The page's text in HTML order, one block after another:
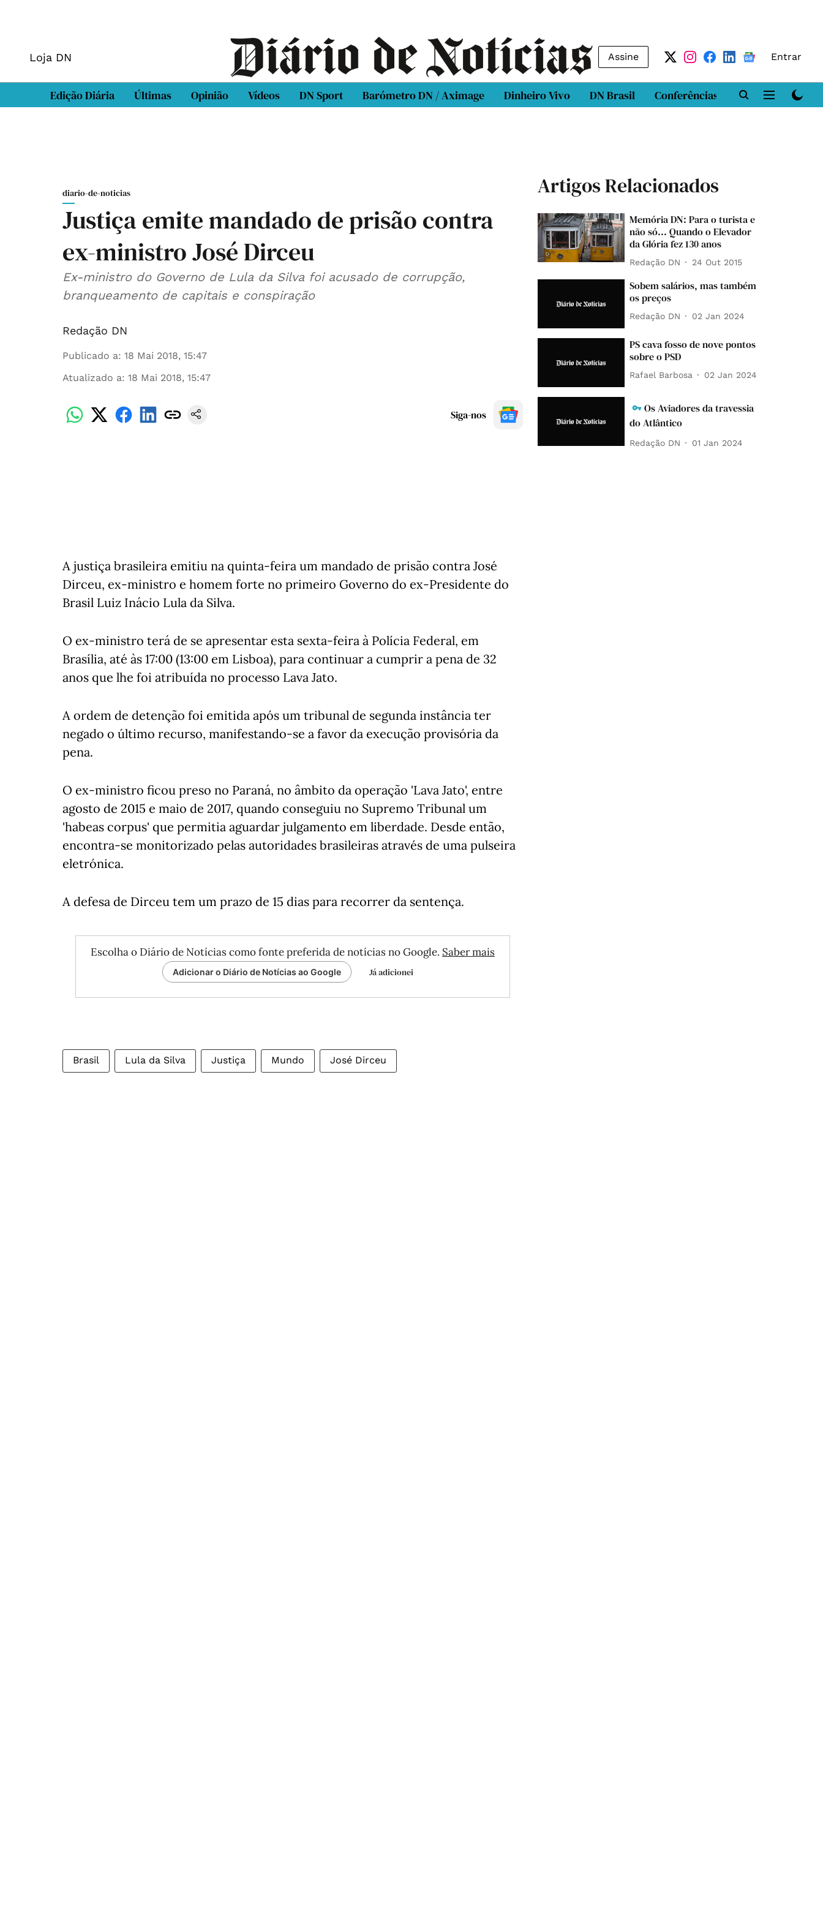
Loja DN Assine Entrar
Edição Diária Últimas Opinião Vídeos DN Sport Barómetro DN / Aximage Dinheiro Vivo DN Brasil Conferências DN LAB
diario-de-noticias
Justiça emite mandado de prisão contra
ex-ministro José Dirceu
Ex-ministro do Governo de Lula da Silva foi acusado de corrupção,
branqueamento de capitais e conspiração
Redação DN
Publicado a: 18 Mai 2018, 15:47
Atualizado a: 18 Mai 2018, 15:47
Siga-nos
A justiça brasileira emitiu na quinta-feira um mandado de prisão contra José
Dirceu, ex-ministro e homem forte no primeiro Governo do ex-Presidente do
Brasil Luiz Inácio Lula da Silva.
O ex-ministro terá de se apresentar esta sexta-feira à Polícia Federal, em
Brasília, até às 17:00 (13:00 em Lisboa), para continuar a cumprir a pena de 32
anos que lhe foi atribuída no processo Lava Jato.
A ordem de detenção foi emitida após um tribunal de segunda instância ter
negado o último recurso, manifestando-se a favor da execução provisória da
pena.
O ex-ministro ficou preso no Paraná, no âmbito da operação 'Lava Jato', entre
agosto de 2015 e maio de 2017, quando conseguiu no Supremo Tribunal um
'habeas corpus' que permitia aguardar julgamento em liberdade. Desde então,
encontra-se monitorizado pelas autoridades brasileiras através de uma pulseira
eletrónica.
A defesa de Dirceu tem um prazo de 15 dias para recorrer da sentença.
Escolha o Diário de Notícias como fonte preferida de notícias no Google. Saber mais
Adicionar o Diário de Notícias ao Google Já adicionei
Brasil Lula da Silva Justiça Mundo José Dirceu
Artigos Relacionados
Memória DN: Para o turista e
não só... Quando o Elevador
da Glória fez 130 anos
Redação DN 24 Out 2015
Sobem salários, mas também
os preços
Redação DN 02 Jan 2024
PS cava fosso de nove pontos
sobre o PSD
Rafael Barbosa 02 Jan 2024
Os Aviadores da travessia
do Atlântico
Redação DN 01 Jan 2024